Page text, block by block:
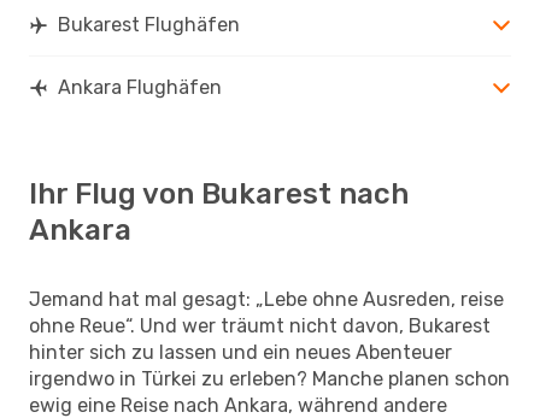
Bukarest Flughäfen
Ankara Flughäfen
Ihr Flug von Bukarest nach
Ankara
Jemand hat mal gesagt: „Lebe ohne Ausreden, reise
ohne Reue“. Und wer träumt nicht davon, Bukarest
hinter sich zu lassen und ein neues Abenteuer
irgendwo in Türkei zu erleben? Manche planen schon
ewig eine Reise nach Ankara, während andere